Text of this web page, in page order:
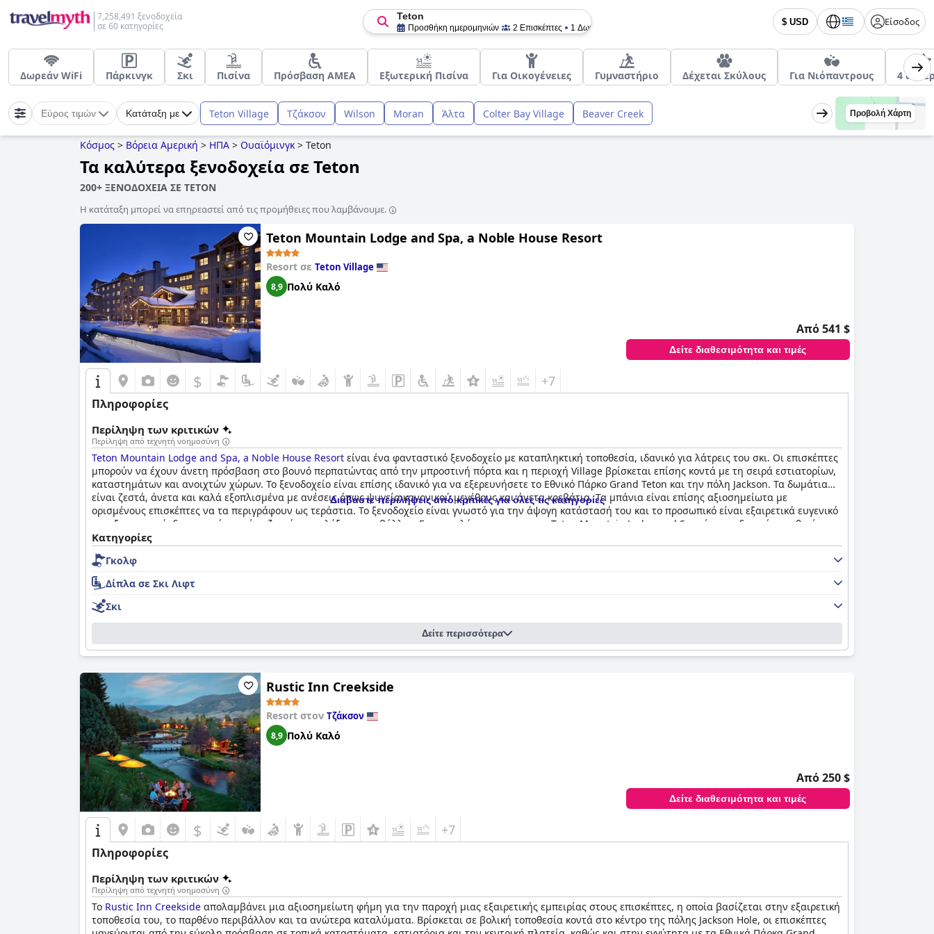
7,258,491 ξενοδοχεία
σε 60 κατηγορίες
$ USD Είσοδος
Teton
Προσθήκη ημερομηνιών 2 Επισκέπτες 1 Δωμάτιο
Δωρεάν WiFi Πάρκινγκ Σκι Πισίνα Πρόσβαση ΑΜΕΑ Εξωτερική Πισίνα Για Οικογένειες Γυμναστήριο Δέχεται Σκύλους Για Νιόπαντρους 4
Εύρος τιμών Κατάταξη με Teton Village Τζάκσον Wilson Moran Άλτα Colter Bay Village Beaver Creek Προβολή Χάρτη
Κόσμος > Βόρεια Αμερική > ΗΠΑ > Ουαϊόμινγκ > Teton
Τα καλύτερα ξενοδοχεία σε Teton
200+ ΞΕΝΟΔΟΧΕΙΑ ΣΕ TETON
Η κατάταξη μπορεί να επηρεαστεί από τις προμήθειες που λαμβάνουμε.
Teton Mountain Lodge and Spa, a Noble House Resort
Resort σε Teton Village
8,9 Πολύ Καλό
Από 541 $
Δείτε διαθεσιμότητα και τιμές
$ +7
Πληροφορίες
Περίληψη των κριτικών
Περίληψη από τεχνητή νοημοσύνη
Teton Mountain Lodge and Spa, a Noble House Resort είναι ένα φανταστικό ξενοδοχείο με καταπληκτική τοποθεσία, ιδανικό για λάτρεις του σκι. Οι επισκέπτες
μπορούν να έχουν άνετη πρόσβαση στο βουνό περπατώντας από την μπροστινή πόρτα και η περιοχή Village βρίσκεται επίσης κοντά με τη σειρά εστιατορίων,
καταστημάτων και ανοιχτών χώρων. Το ξενοδοχείο είναι επίσης ιδανικό για να εξερευνήσετε το Εθνικό Πάρκο Grand Teton και την πόλη Jackson. Τα δωμάτια
είναι ζεστά, άνετα και καλά εξοπλισμένα με ανέσεις όπως ψυγεία κανονικού μεγέθους και άνετα κρεβάτια. Τα μπάνια είναι επίσης αξιοσημείωτα με
ορισμένους επισκέπτες να τα περιγράφουν ως τεράστια. Το ξενοδοχείο είναι γνωστό για την άψογη κατάστασή του και το προσωπικό είναι εξαιρετικά ευγενικό
και εξυπηρετικό, δημιουργώντας ένα ζεστό και φιλόξενο περιβάλλον. Για τους λάτρεις του σκι, το Teton Mountain Lodge and Spa είναι η ιδανική τοποθεσία για
να επιδοθείτε στο άθλημα με την ενοικίαση σκι που διατίθεται στο κτίριο και την εγγύτητα του ξενοδοχείου στους αναβατήρες σκι και τις γόνδολες. Συνολικά,
το Teton Mountain Lodge and Spa είναι ένα εξαιρετικό μέρος διαμονής για όσους ελπίζουν να επωφεληθούν από τις τεράστιες ευκαιρίες για σκι στην περιοχή.
Διαβάστε περιλήψεις από κριτικές για όλες τις κατηγορίες
Κατηγορίες
Γκολφ
Δίπλα σε Σκι Λιφτ
Σκι
Δείτε περισσότερα
Rustic Inn Creekside
Resort στον Τζάκσον
8,9 Πολύ Καλό
Από 250 $
Δείτε διαθεσιμότητα και τιμές
$ +7
Πληροφορίες
Περίληψη των κριτικών
Περίληψη από τεχνητή νοημοσύνη
Το Rustic Inn Creekside απολαμβάνει μια αξιοσημείωτη φήμη για την παροχή μιας εξαιρετικής εμπειρίας στους επισκέπτες, η οποία βασίζεται στην εξαιρετική
τοποθεσία του, το παρθένο περιβάλλον και τα ανώτερα καταλύματα. Βρίσκεται σε βολική τοποθεσία κοντά στο κέντρο της πόλης Jackson Hole, οι επισκέπτες